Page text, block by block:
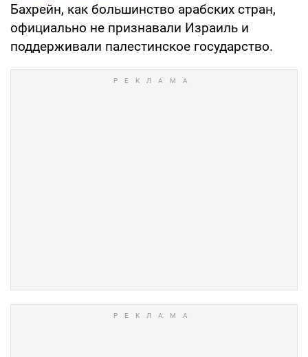
Бахрейн, как большинство арабских стран,
официально не признавали Израиль и
поддерживали палестинское государство.